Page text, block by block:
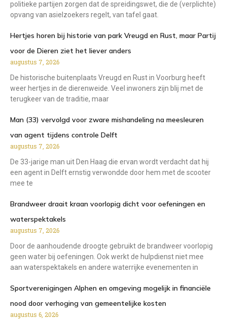
politieke partijen zorgen dat de spreidingswet, die de (verplichte)
opvang van asielzoekers regelt, van tafel gaat.
Hertjes horen bij historie van park Vreugd en Rust, maar Partij
voor de Dieren ziet het liever anders
augustus 7, 2026
De historische buitenplaats Vreugd en Rust in Voorburg heeft
weer hertjes in de dierenweide. Veel inwoners zijn blij met de
terugkeer van de traditie, maar
Man (33) vervolgd voor zware mishandeling na meesleuren
van agent tijdens controle Delft
augustus 7, 2026
De 33-jarige man uit Den Haag die ervan wordt verdacht dat hij
een agent in Delft ernstig verwondde door hem met de scooter
mee te
Brandweer draait kraan voorlopig dicht voor oefeningen en
waterspektakels
augustus 7, 2026
Door de aanhoudende droogte gebruikt de brandweer voorlopig
geen water bij oefeningen. Ook werkt de hulpdienst niet mee
aan waterspektakels en andere waterrijke evenementen in
Sportverenigingen Alphen en omgeving mogelijk in financiële
nood door verhoging van gemeentelijke kosten
augustus 6, 2026